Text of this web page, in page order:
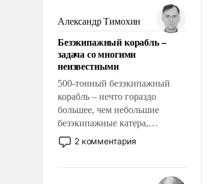
мужественным и твердым под
ударами судьбы, брать на себя
ответственность, помогать
слабым, идти вперед и
адаптироваться.
Александр Тимохин
Безэкипажный корабль –
задача со многими
неизвестными
500-тонный безэкипажный
корабль – нечто гораздо
большее, чем небольшие
безэкипажные катера,
применение которых уже
стало обыденностью. Задача по
сложна и амбициозна. Однако
2 комментария